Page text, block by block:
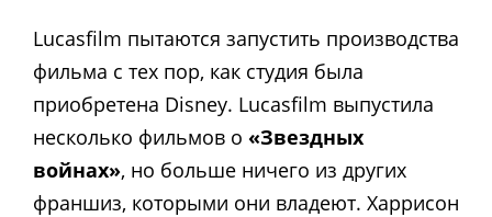
Lucasfilm пытаются запустить производства
фильма с тех пор, как студия была
приобретена Disney. Lucasfilm выпустила
несколько фильмов о «Звездных
войнах», но больше ничего из других
франшиз, которыми они владеют. Харрисон